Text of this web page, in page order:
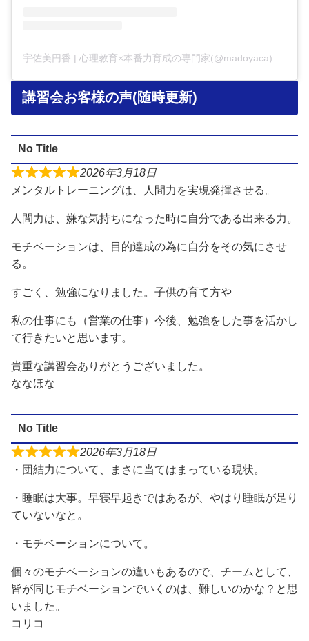
講習会お客様の声(随時更新)
No Title
2026年3月18日
メンタルトレーニングは、人間力を実現発揮させる。
人間力は、嫌な気持ちになった時に自分である出来る力。
モチベーションは、目的達成の為に自分をその気にさせ
る。
すごく、勉強になりました。子供の育て方や
私の仕事にも（営業の仕事）今後、勉強をした事を活かし
て行きたいと思います。
貴重な講習会ありがとうございました。
ななほな
No Title
2026年3月18日
・団結力について、まさに当てはまっている現状。
・睡眠は大事。早寝早起きではあるが、やはり睡眠が足り
ていないなと。
・モチベーションについて。
個々のモチベーションの違いもあるので、チームとして、
皆が同じモチベーションでいくのは、難しいのかな？と思
いました。
コリコ